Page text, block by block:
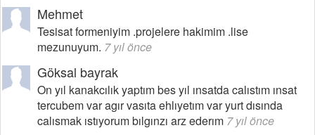
Mehmet
Tesisat formeniyim .projelere hakimim .lise
mezunuyum. 7 yıl önce
Göksal bayrak
On yıl kanakcılık yaptım bes yıl ınsatda calıstım ınsat
tercubem var agır vasıta ehlıyetım var yurt dısında
calısmak ıstıyorum bılgınzı arz ederım 7 yıl önce